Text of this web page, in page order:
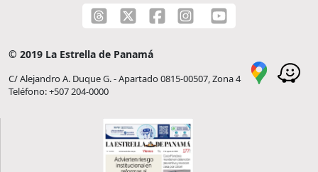
© 2019 La Estrella de Panamá
C/ Alejandro A. Duque G. - Apartado 0815-00507, Zona 4
Teléfono: +507 204-0000